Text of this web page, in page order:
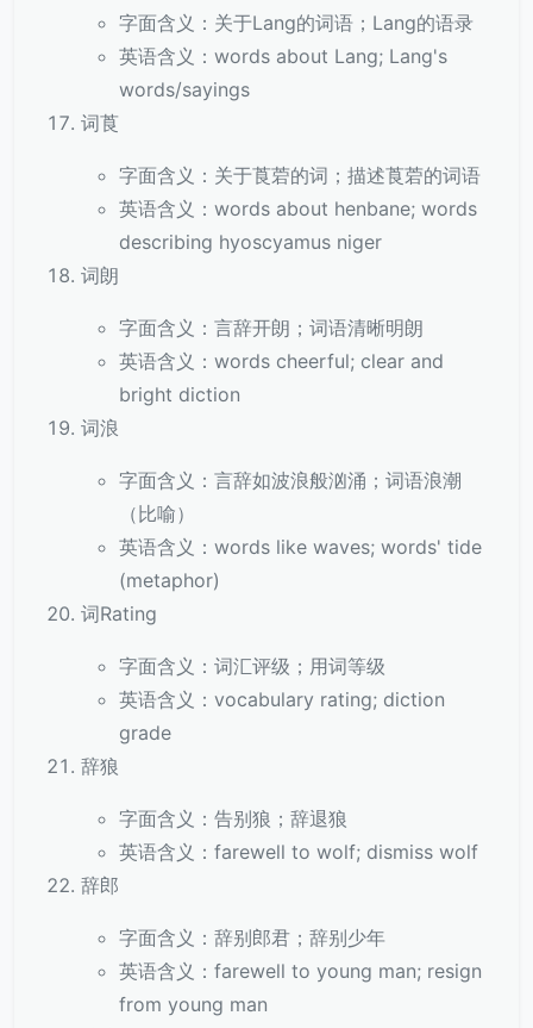
字面含义：关于Lang的词语；Lang的语录
英语含义：words about Lang; Lang's
words/sayings
词莨
字面含义：关于莨菪的词；描述莨菪的词语
英语含义：words about henbane; words
describing hyoscyamus niger
词朗
字面含义：言辞开朗；词语清晰明朗
英语含义：words cheerful; clear and
bright diction
词浪
字面含义：言辞如波浪般汹涌；词语浪潮
（比喻）
英语含义：words like waves; words' tide
(metaphor)
词Rating
字面含义：词汇评级；用词等级
英语含义：vocabulary rating; diction
grade
辞狼
字面含义：告别狼；辞退狼
英语含义：farewell to wolf; dismiss wolf
辞郎
字面含义：辞别郎君；辞别少年
英语含义：farewell to young man; resign
from young man